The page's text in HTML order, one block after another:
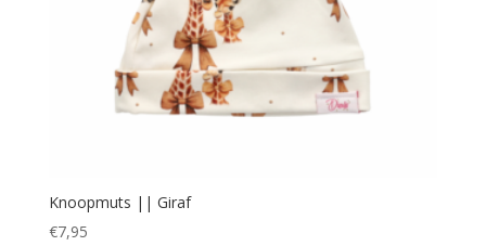
Knoopmuts || Giraf
€7,95